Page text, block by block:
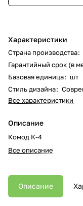
Характеристики
Страна производства:
Гарантийный срок (в
Базовая единица: шт
Стиль дизайна:
Все характеристики
Описание
Комод К-4
Все описание
Описание